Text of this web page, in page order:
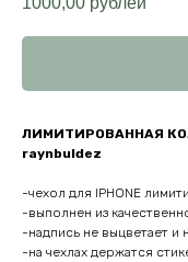
ЛИМИТИРОВАННАЯ
raynbuldez
-чехол для IPHONE
-выполнен из
-надпись не выцветает и
-на чехлах держатся